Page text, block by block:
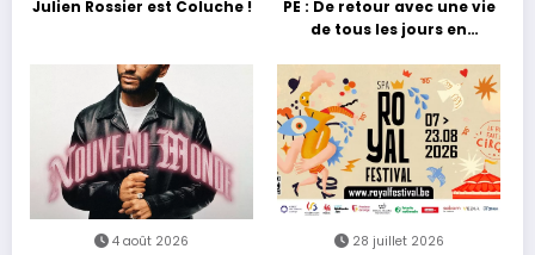
Julien Rossier est Coluche !
PE : De retour avec une vie
de tous les jours en
4 août 2026 28 juillet 2026